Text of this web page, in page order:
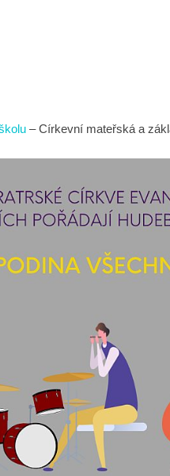
– Církevní mateřská a